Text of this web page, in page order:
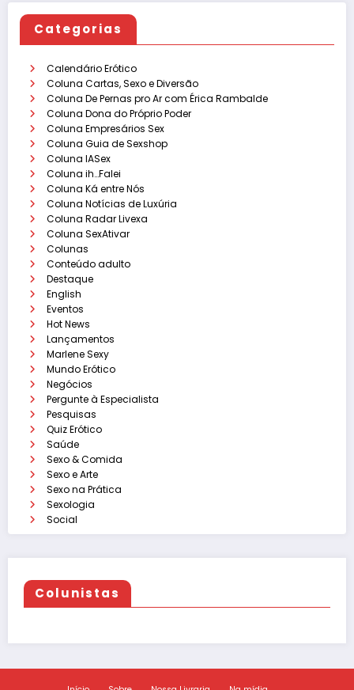
Categorias
Calendário Erótico
Coluna Cartas, Sexo e Diversão
Coluna De Pernas pro Ar com Érica Rambalde
Coluna Dona do Próprio Poder
Coluna Empresários Sex
Coluna Guia de Sexshop
Coluna IASex
Coluna ih…Falei
Coluna Ká entre Nós
Coluna Notícias de Luxúria
Coluna Radar Livexa
Coluna SexAtivar
Colunas
Conteúdo adulto
Destaque
English
Eventos
Hot News
Lançamentos
Marlene Sexy
Mundo Erótico
Negócios
Pergunte à Especialista
Pesquisas
Quiz Erótico
Saúde
Sexo & Comida
Sexo e Arte
Sexo na Prática
Sexologia
Social
Colunistas